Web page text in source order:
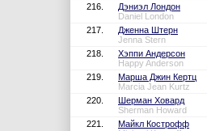
216.
Дэниэл Лондон
Daniel London
217.
Дженна Штерн
Jenna Stern
218.
Хэппи Андерсон
Happy Anderson
219.
Марша Джин Кертц
Marcia Jean Kurtz
220.
Шерман Ховард
Sherman Howard
221.
Майкл Кострофф